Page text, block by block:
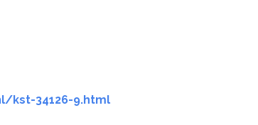
kst-34126-9.html